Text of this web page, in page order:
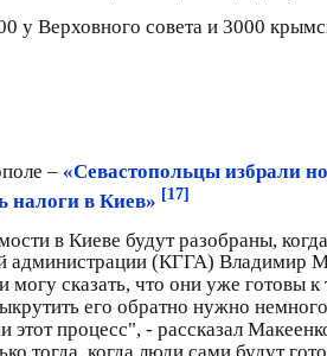
у Верховного совета и 3000
– «Севастопольцы избрали
налоги в Киев» [17]
в Киеве будут разобраны,
администрации (КГГА)
сказать, что они уже готовы
его обратно нужно
этот процесс", - рассказал